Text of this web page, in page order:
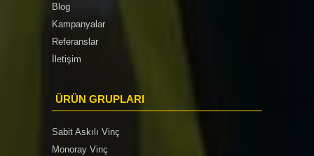
Blog
Kampanyalar
Referanslar
İletişim
ÜRÜN GRUPLARI
Sabit Askılı Vinç
Monoray Vinç